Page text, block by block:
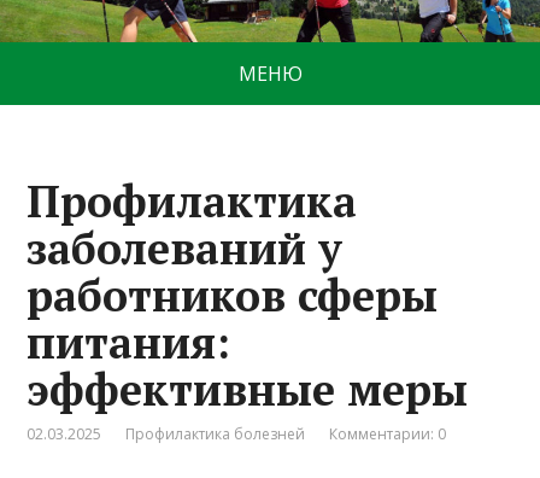
МЕНЮ
Профилактика
заболеваний у
работников сферы
питания:
эффективные меры
02.03.2025 Профилактика болезней Комментарии: 0